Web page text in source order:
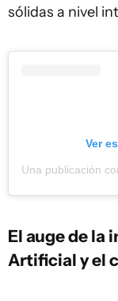
sólidas a nivel
Ver
El auge de la
Artificial y el